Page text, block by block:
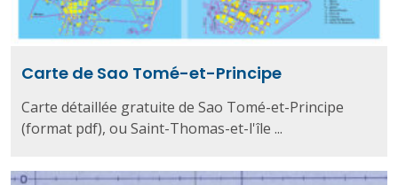
Carte de Sao Tomé-et-Principe
Carte détaillée gratuite de Sao Tomé-et-Principe
(format pdf), ou Saint-Thomas-et-l'île ...